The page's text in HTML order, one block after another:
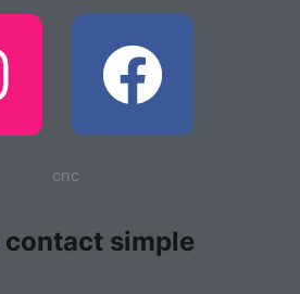
F
a
e
contact simple